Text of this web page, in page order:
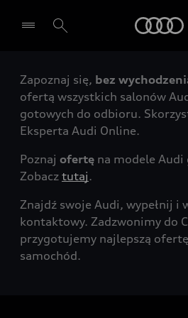
Wybierz Twojego
Zapoznaj się, bez
ofertą wszystkich salonów
gotowych do odbioru.
Eksperta Audi Online.
Poznaj ofertę na modele
Zobacz tutaj.
Znajdź swoje Audi, wypełnij i
kontaktowy. Zadzwonimy do
przygotujemy najlepszą
samochód.